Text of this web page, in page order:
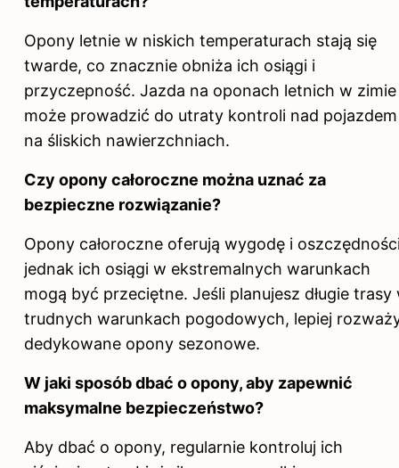
Opony letnie w niskich temperaturach stają się
twarde, co znacznie obniża ich osiągi i
przyczepność. Jazda na oponach letnich w zimie
może prowadzić do utraty kontroli nad pojazdem
na śliskich nawierzchniach.
Czy opony całoroczne można uznać za
bezpieczne rozwiązanie?
Opony całoroczne oferują wygodę i
jednak ich osiągi w ekstremalnych warunkach
mogą być przeciętne. Jeśli planujesz długie trasy
trudnych warunkach pogodowych, lepiej
dedykowane opony sezonowe.
W jaki sposób dbać o opony, aby zapewnić
maksymalne bezpieczeństwo?
Aby dbać o opony, regularnie kontroluj ich